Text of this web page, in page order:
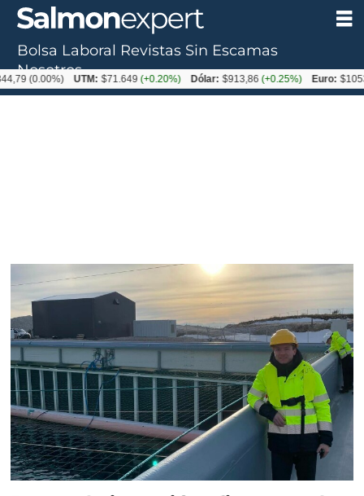
Tag:
fusiones
Bolsa Laboral Revistas Sin Escamas
Nosotros
(0.00%) UTM: $71.649(+0.20%) Dólar: $913,86 (+0.25%) Euro: